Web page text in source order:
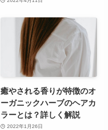
癒やされる香りが特徴のオ
ーガニックハーブのヘアカ
ラーとは？詳しく解説
2022年1月26日